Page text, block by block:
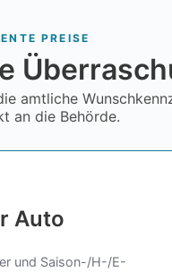
PREISE
amtliche
an die Behörde.
Auto
und Saison-/H-/E-